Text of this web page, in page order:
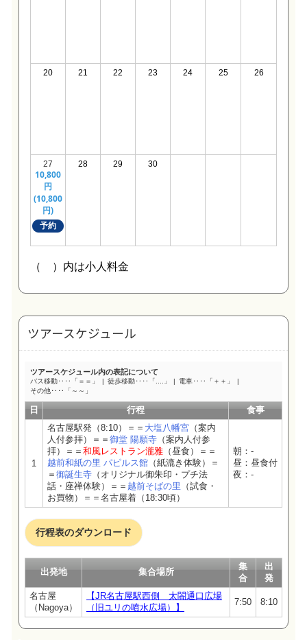
ツアースケジュール
ツアースケジュール内の表記について
バス移動‥‥「＝＝」 徒歩移動‥‥「....」
電車‥‥「＋＋」
その他‥‥「～～」
日 行程 食事
1
名古屋駅発（8:10）＝＝ 大塩八幡宮 （案内
人付参拝）＝＝ 御堂 陽願寺 （案内人付参
拝）＝＝ 和風レストラン瀧雅 （昼食）＝＝
越前和紙の里 パピルス館 （紙漉き体験）＝
＝ 御誕生寺 （オリジナル御朱印・プチ法
話・座禅体験）＝＝ 越前そばの里 （試食・
お買物）＝＝名古屋着（18:30頃）
朝：-
昼：昼食付
夜：-
行程表のダウンロード
出発地 集合場所
集
合
出
発
名古屋
（Nagoya）
【JR名古屋駅西側 太閤通口広場
（旧ユリの噴水広場）】
7:50 8:10